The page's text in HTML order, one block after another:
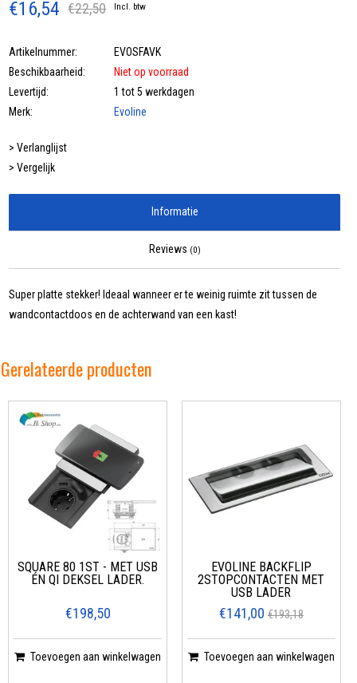
€16,54 €22,50 Incl. btw
Artikelnummer:
EVOSFAVK
Beschikbaarheid:
Niet op voorraad
Levertijd:
1 tot 5 werkdagen
Merk:
Evoline
> Verlanglijst
> Vergelijk
Informatie
Reviews (0)
Super platte stekker! Ideaal wanneer er te weinig ruimte zit tussen de
wandcontactdoos en de achterwand van een kast!
Gerelateerde producten
SQUARE 80 1ST - MET USB
ÉN QI DEKSEL LADER.
€198,50
Toevoegen aan winkelwagen
EVOLINE BACKFLIP
2STOPCONTACTEN MET
USB LADER
€141,00 €193,18
Toevoegen aan winkelwagen